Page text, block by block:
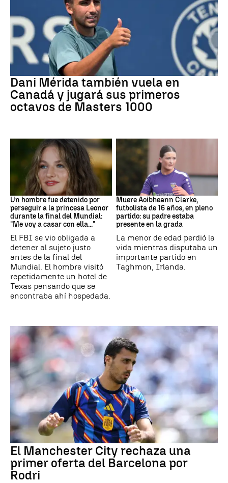
Dani Mérida también vuela en
Canadá y jugará sus primeros
octavos de Masters 1000
Mundial 2026
Un hombre fue detenido por
perseguir a la princesa Leonor
durante la final del Mundial:
"Me voy a casar con ella..."
El FBI se vio obligada a
detener al sujeto justo
antes de la final del
Mundial. El hombre visitó
repetidamente un hotel de
Texas pensando que se
encontraba ahí hospedada.
Muere Aoibheann Clarke,
futbolista de 16 años, en pleno
partido: su padre estaba
presente en la grada
La menor de edad perdió la
vida mientras disputaba un
importante partido en
Taghmon, Irlanda.
El Manchester City rechaza una
primer oferta del Barcelona por
Rodri